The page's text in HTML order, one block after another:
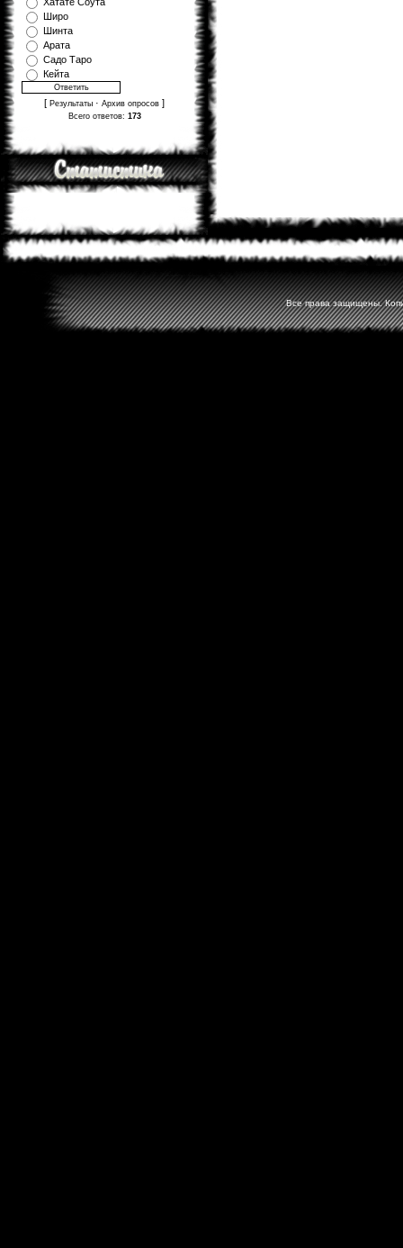
Широ
Шинта
Арата
Садо Таро
Кейта
[ Результаты · Архив опросов ]
Всего ответов: 173
Все права защищены.